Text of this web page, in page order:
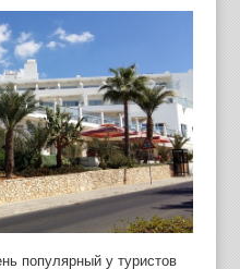
популярный у туристов